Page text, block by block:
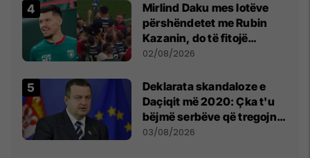
Mirlind Daku mes lotëve
përshëndetet me Rubin
Kazanin, do të fitojë
miliona te Spartak Moska
02/08/2026
​Deklarata skandaloze e
Daçiqit më 2020: Çka t'u
bëjmë serbëve që tregojnë
ku janë varrosur shqiptarët
03/08/2026